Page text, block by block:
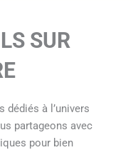
SUR
dédiés à l’univers
partageons avec
pour bien